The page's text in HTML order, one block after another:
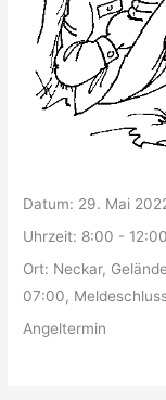
Datum: 29. Mai
Uhrzeit: 8:00 - 12:00
Ort: Neckar,
07:00,
Angeltermin